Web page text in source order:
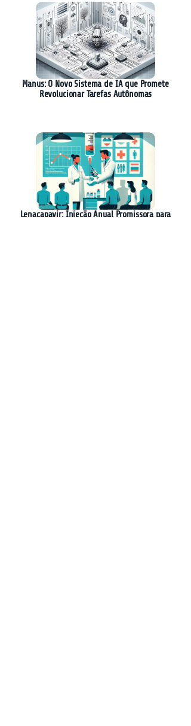
Manus: O Novo Sistema de IA que Promete
Revolucionar Tarefas Autônomas
Lenacapavir: Injeção Anual Promissora para